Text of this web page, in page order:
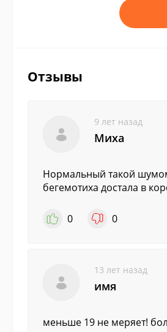
Отзывы
9 лет назад
Миха
Нормальный такой
бегемотиха достала в
0 0
13 лет назад
имя
меньше 19 не меряет!